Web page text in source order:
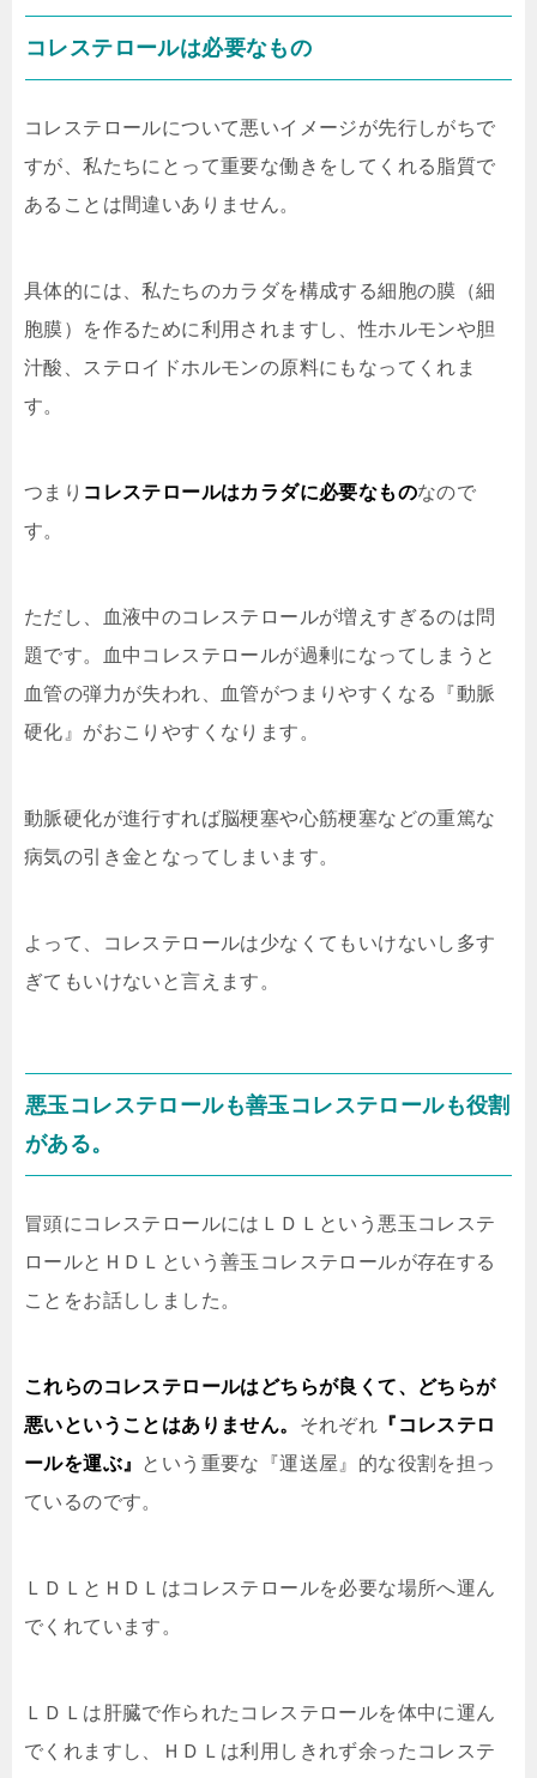
コレステロールは必要なもの
コレステロールについて悪いイメージが先行しがちで
すが、私たちにとって重要な働きをしてくれる脂質で
あることは間違いありません。
具体的には、私たちのカラダを構成する細胞の膜（細
胞膜）を作るために利用されますし、性ホルモンや胆
汁酸、ステロイドホルモンの原料にもなってくれま
す。
つまり コレステロールはカラダに必要なものなので
す。
ただし、血液中のコレステロールが増えすぎるのは問
題です。血中コレステロールが過剰になってしまうと
血管の弾力が失われ、血管がつまりやすくなる『動脈
硬化』がおこりやすくなります。
動脈硬化が進行すれば脳梗塞や心筋梗塞などの重篤な
病気の引き金となってしまいます。
よって、コレステロールは少なくてもいけないし多す
ぎてもいけないと言えます。
悪玉コレステロールも善玉コレステロールも役割
がある。
冒頭にコレステロールにはＬＤＬという悪玉コレステ
ロールとＨＤＬという善玉コレステロールが存在する
ことをお話ししました。
これらのコレステロールはどちらが良くて、どちらが
悪いということはありません。 それぞれ 『コレステロ
ールを運ぶ』 という重要な『運送屋』的な役割を担っ
ているのです。
ＬＤＬとＨＤＬはコレステロールを必要な場所へ運ん
でくれています。
ＬＤＬは肝臓で作られたコレステロールを体中に運ん
でくれますし、ＨＤＬは利用しきれず余ったコレステ